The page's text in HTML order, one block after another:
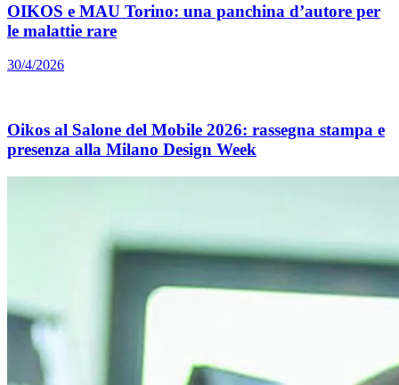
OIKOS e MAU Torino: una panchina d’autore per
le malattie rare
30/4/2026
Oikos al Salone del Mobile 2026: rassegna stampa e
presenza alla Milano Design Week